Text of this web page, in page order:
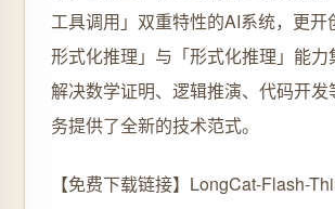
工具调用」双重特性的AI系统，更开
形式化推理」与「形式化推理」能力
解决数学证明、逻辑推演、代码开发
务提供了全新的技术范式。
【免费下载链接】LongCat-Flash-